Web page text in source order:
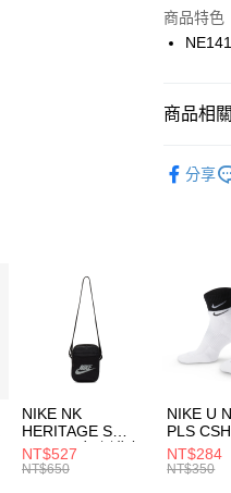
上海商
國泰世
聯邦
台新國
Apple Pay
【關於「
３．安
【「
１．於
付」結
２．訂
３．收
／ATM／
※ 請注意
絡購買商
先享後付
每筆
每筆
付款後門
每筆
商品特色
商品相
分享
NIKE NK
HERITAGE S
SMIT 男女 側背包
BA5871010
NT$527
NT$650
NIKE U
PLS
144 DBL
襪
NT$284
NT$350